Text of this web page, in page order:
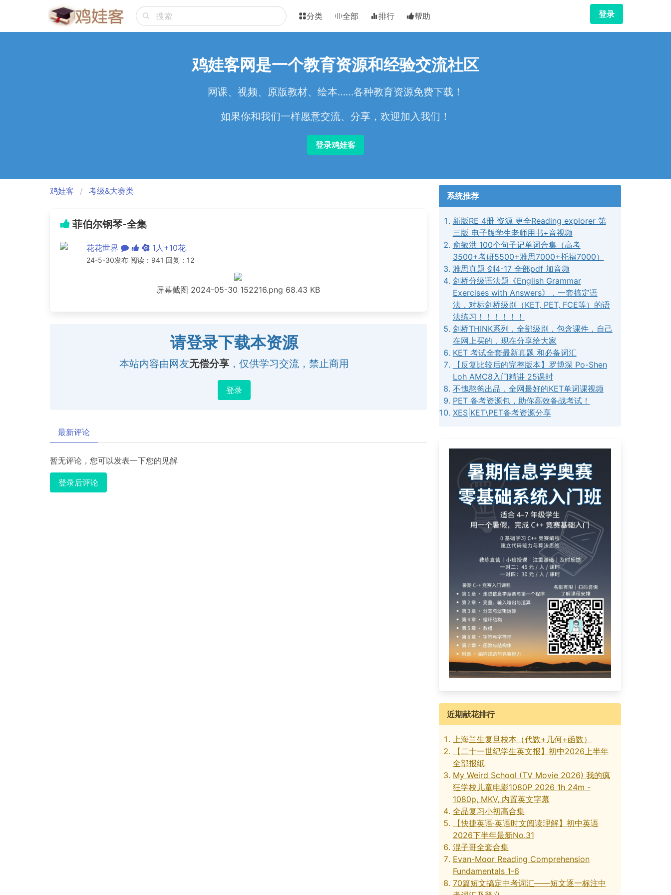
分类 全部 排行 帮助 登录
鸡娃客网是一个教育资源和经验交流社区
网课、视频、原版教材、绘本……各种教育资源免费下载！
如果你和我们一样愿意交流、分享，欢迎加入我们！
登录鸡娃客
鸡娃客 考级&大赛类
菲伯尔钢琴-全集
花花世界 1人+10花
24-5-30发布 阅读：941 回复：12
屏幕截图 2024-05-30 152216.png 68.43 KB
请登录下载本资源
本站内容由网友无偿分享 ，仅供学习交流，禁止商用
登录
最新评论
暂无评论，您可以发表一下您的见解
登录后评论
系统推荐
新版RE 4册 资源 更全Reading explorer 第
三版 电子版学生老师用书+音视频
俞敏洪 100个句子记单词合集（高考
3500+考研5500+雅思7000+托福7000）
雅思真题 剑4-17 全部pdf 加音频
剑桥分级语法题《English Grammar
Exercises with Answers》，一套搞定语
法，对标剑桥级别（KET, PET, FCE等）的语
法练习！！！！！！
剑桥THINK系列，全部级别，包含课件，自己
在网上买的，现在分享给大家
KET 考试全套最新真题 和必备词汇
【反复比较后的完整版本】罗博深 Po-Shen
Loh AMC8入门精讲 25课时
不愧憨爸出品，全网最好的KET单词课视频
PET 备考资源包，助你高效备战考试！
XES|KET\PET备考资源分享
近期献花排行
上海兰生复旦校本（代数+几何+函数）
【二十一世纪学生英文报】初中2026上半年
全部报纸
My Weird School (TV Movie 2026) 我的疯
狂学校儿童电影1080P 2026 1h 24m -
1080p, MKV, 内置英文字幕
全品复习小初高合集
【快捷英语·英语时文阅读理解】初中英语
2026下半年最新No.31
混子哥全套合集
Evan-Moor Reading Comprehension
Fundamentals 1-6
70篇短文搞定中考词汇——短文逐一标注中